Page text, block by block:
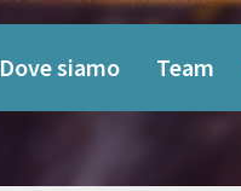
Dove siamo Team